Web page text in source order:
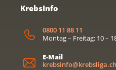
KrebsInfo
0800 11 88 11
Montag – Freitag: 10 –
E-Mail
krebsinfo@krebsliga.ch